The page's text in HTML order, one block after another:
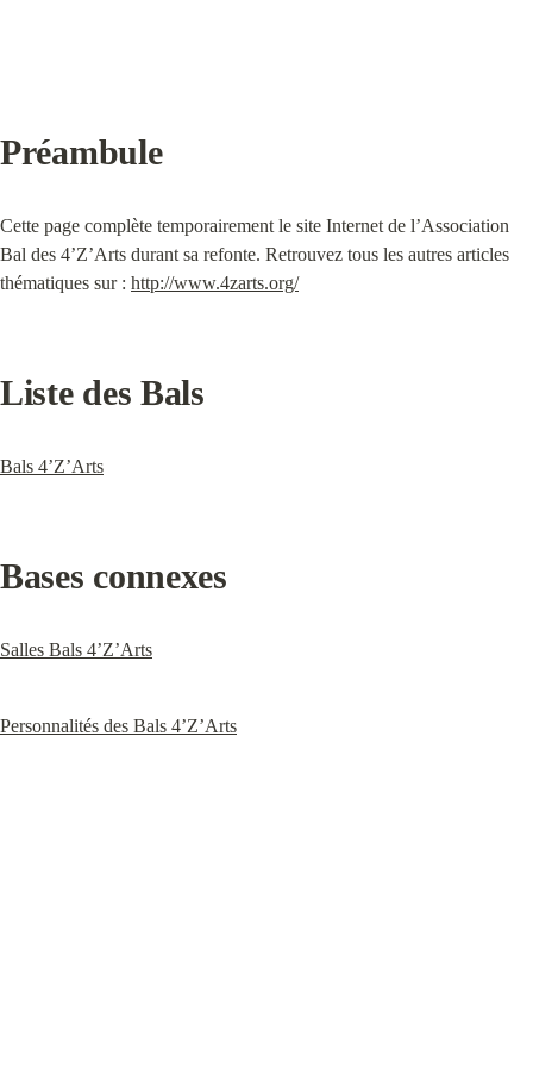
Préambule
Cette page complète temporairement le site Internet de l’Association
Bal des 4’Z’Arts durant sa refonte. Retrouvez tous les autres articles
thématiques sur : http://www.4zarts.org/
Liste des Bals
Bals 4’Z’Arts
Bases connexes
Salles Bals 4’Z’Arts
Personnalités des Bals 4’Z’Arts